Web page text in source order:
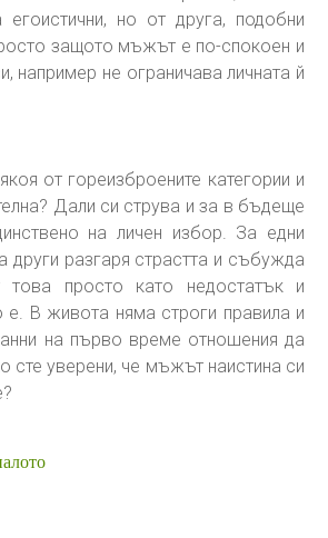
но от друга, подобни
защото мъжът е по-спокоен и
например не ограничава личната й
от гореизброените категории и
Дали си струва и за в бъдеще
на личен избор. За едни
разгаря страстта и събужда
това просто като недостатък и
В живота няма строги правила и
на първо време отношения да
сте уверени, че мъжът наистина си